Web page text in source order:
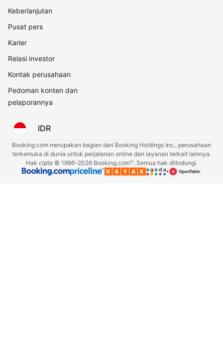
Keberlanjutan
Pusat pers
Karier
Relasi investor
Kontak perusahaan
Pedoman konten dan
pelaporannya
IDR
Booking.com merupakan bagian dari Booking Holdings Inc., perusahaan
terkemuka di dunia untuk perjalanan online dan layanan terkait lainnya.
Hak cipta © 1996–2026 Booking.com™. Semua hak dilindungi.